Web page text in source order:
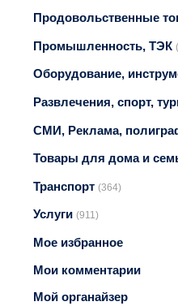
Продовольственные
Промышленность, ТЭК
Оборудование,
Развлечения, спорт,
СМИ, Реклама,
Товары для дома и
Транспорт (364)
Услуги (911)
Мое избранное
Мои комментарии
Мой органайзер